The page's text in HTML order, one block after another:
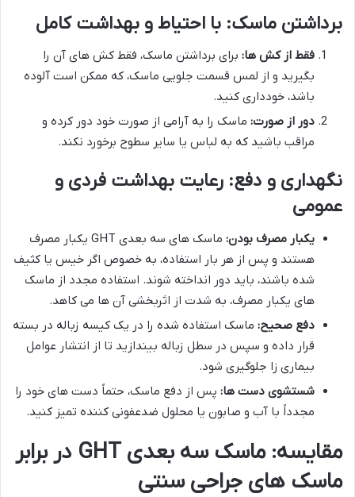
برداشتن ماسک: با احتیاط و بهداشت کامل
فقط از کش ها: برای برداشتن ماسک، فقط کش های آن را
بگیرید و از لمس قسمت جلویی ماسک، که ممکن است آلوده
باشد، خودداری کنید.
دور از صورت: ماسک را به آرامی از صورت خود دور کرده و
مراقب باشید که به لباس یا سایر سطوح برخورد نکند.
نگهداری و دفع: رعایت بهداشت فردی و
عمومی
یکبار مصرف بودن:
ماسک های سه بعدی GHT یکبار مصرف
هستند و پس از هر بار استفاده، به خصوص اگر خیس یا کثیف
شده باشند، باید دور انداخته شوند. استفاده مجدد از ماسک
های یکبار مصرف، به شدت از اثربخشی آن ها می کاهد.
دفع صحیح: ماسک استفاده شده را در یک کیسه زباله در بسته
قرار داده و سپس در سطل زباله بیندازید تا از انتشار عوامل
بیماری زا جلوگیری شود.
شستشوی دست ها: پس از دفع ماسک، حتماً دست های خود را
مجدداً با آب و صابون یا محلول ضدعفونی کننده تمیز کنید.
مقایسه: ماسک سه بعدی GHT در برابر
ماسک های جراحی سنتی